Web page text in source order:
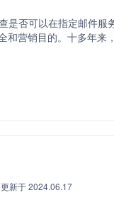
是否可以在指定邮件
和营销目的。十多年
更新于 2024.06.17